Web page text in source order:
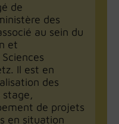
de
des
au sein du
et
Il est en
des
de projets
en situation